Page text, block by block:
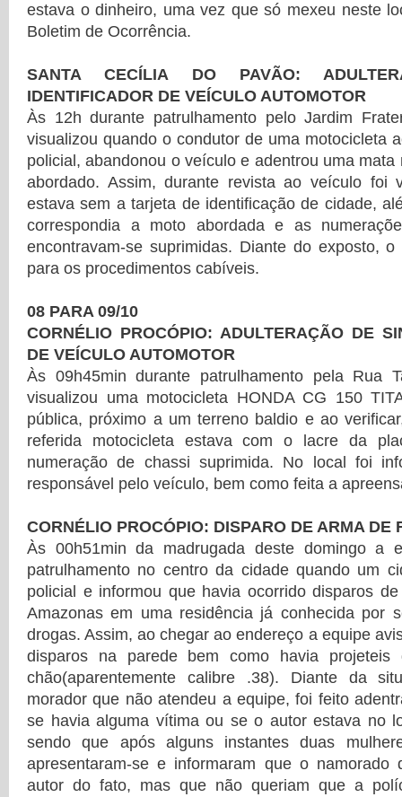
estava o dinheiro, uma vez que só mexeu neste
Boletim de Ocorrência.
SANTA CECÍLIA DO PAVÃO:
IDENTIFICADOR DE VEÍCULO AUTOMOTOR
Às 12h durante patrulhamento pelo Jardim
visualizou quando o condutor de uma motocicleta
policial, abandonou o veículo e adentrou uma
abordado. Assim, durante revista ao veículo foi
estava sem a tarjeta de identificação de cidade,
correspondia a moto abordada e as
encontravam-se suprimidas. Diante do exposto,
para os procedimentos cabíveis.
08 PARA 09/10
CORNÉLIO PROCÓPIO: ADULTERAÇÃO DE
DE VEÍCULO AUTOMOTOR
Às 09h45min durante patrulhamento pela Rua
visualizou uma motocicleta HONDA CG 150
pública, próximo a um terreno baldio e ao
referida motocicleta estava com o lacre da
numeração de chassi suprimida. No local foi
responsável pelo veículo, bem como feita a
CORNÉLIO PROCÓPIO: DISPARO DE ARMA DE
Às 00h51min da madrugada deste domingo a
patrulhamento no centro da cidade quando um
policial e informou que havia ocorrido disparos
Amazonas em uma residência já conhecida por
drogas. Assim, ao chegar ao endereço a equipe
disparos na parede bem como havia
chão(aparentemente calibre .38). Diante da
morador que não atendeu a equipe, foi feito
se havia alguma vítima ou se o autor estava no
sendo que após alguns instantes duas
apresentaram-se e informaram que o
autor do fato, mas que não queriam que a